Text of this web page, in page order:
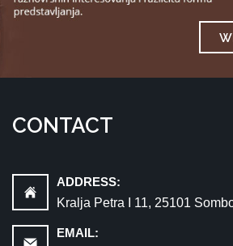
CONTACT
ADDRESS:
Kralja Petra I 11, 25101
EMAIL: